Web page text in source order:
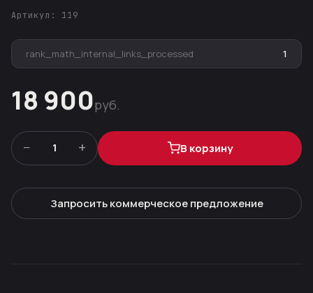
Артикул: 119
rank_math_internal_links_processed 1
18 900руб.
− 1 + В корзину
Запросить коммерческое предложение